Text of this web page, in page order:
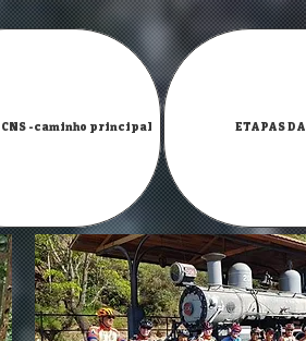
CNS -caminho principal ETAPAS